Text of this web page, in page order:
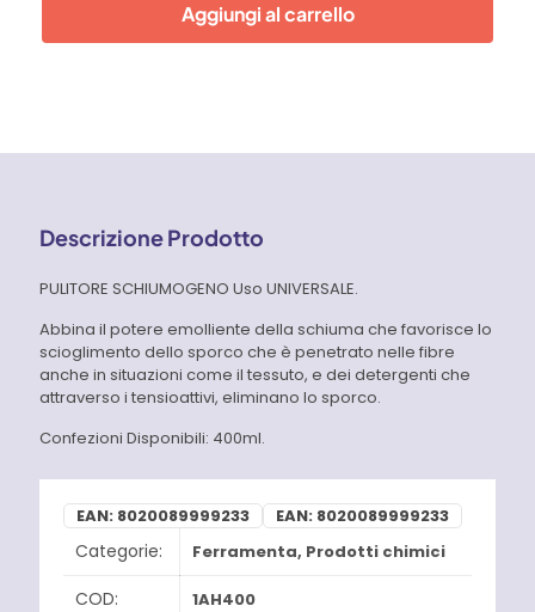
quantità
Aggiungi al carrello
Descrizione Prodotto
PULITORE SCHIUMOGENO Uso UNIVERSALE.
Abbina il potere emolliente della schiuma che favorisce lo
scioglimento dello sporco che è penetrato nelle fibre
anche in situazioni come il tessuto, e dei detergenti che
attraverso i tensioattivi, eliminano lo sporco.
Confezioni Disponibili: 400ml.
EAN: 8020089999233 EAN: 8020089999233
Categorie: Ferramenta, Prodotti chimici
COD: 1AH400